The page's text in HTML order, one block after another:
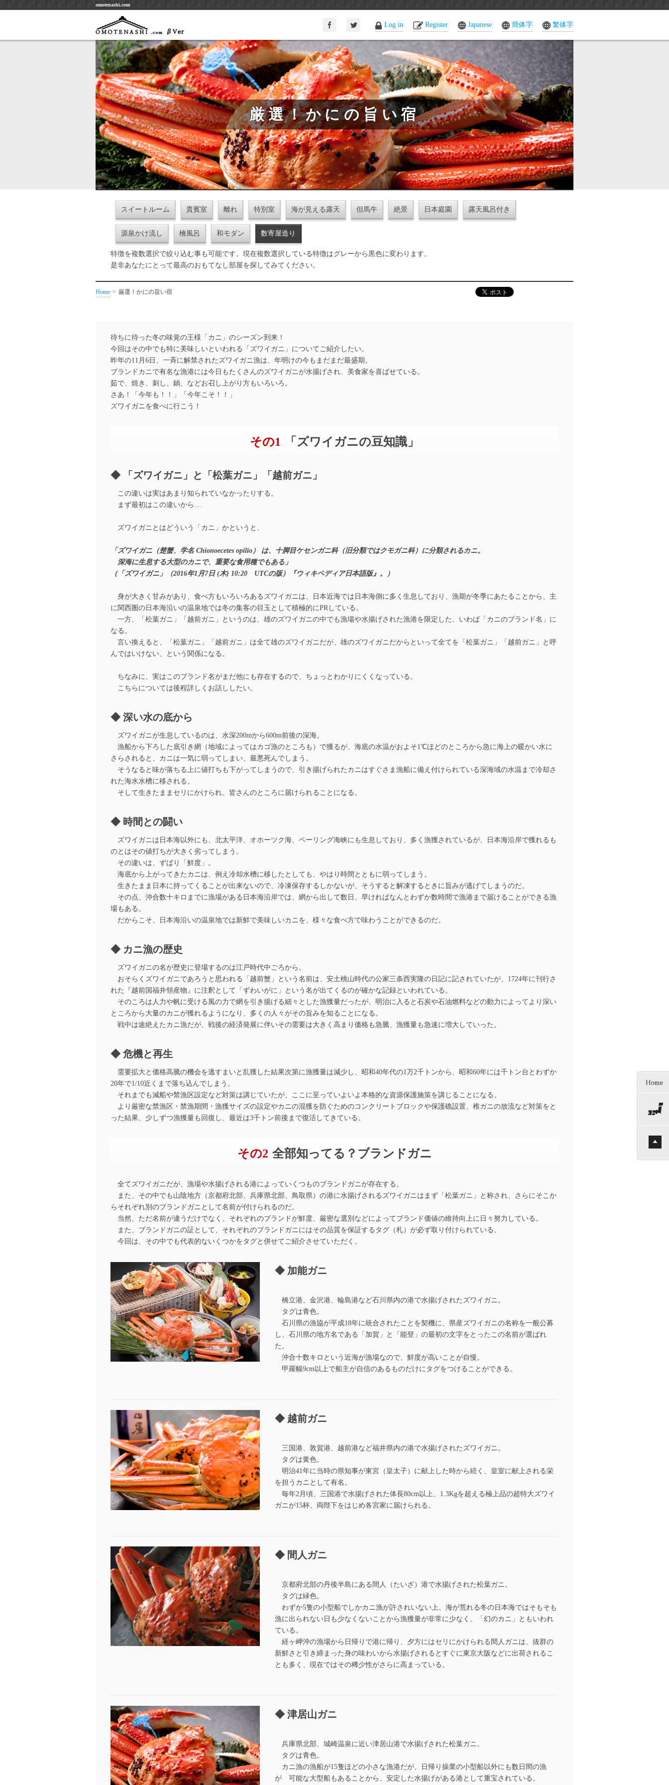
omotenashi.com
Log in Register Japanese 簡体字 繁体字
厳選！かにの旨い宿
スイートルーム 貴賓室 離れ 特別室 海が見える露天 但馬牛 絶景 日本庭園 露天風呂付き
源泉かけ流し 檜風呂 和モダン 数寄屋造り
特徴を複数選択で絞り込む事も可能です。現在複数選択している特徴はグレーから黒色に変わります。
是非あなたにとって最高のおもてなし部屋を探してみてください。
Home 厳選！かにの旨い宿
待ちに待った冬の味覚の王様「カニ」のシーズン到来！
今回はその中でも特に美味しいといわれる「ズワイガニ」についてご紹介したい。
昨年の11月6日、一斉に解禁されたズワイガニ漁は、年明けの今もまだまだ最盛期。
ブランドカニで有名な漁港には今日もたくさんのズワイガニが水揚げされ、美食家を喜ばせている。
茹で、焼き、刺し、鍋、などお召し上がり方もいろいろ。
さあ！「今年も！！」「今年こそ！！」
ズワイガニを食べに行こう！
その1 「ズワイガニの豆知識」
「ズワイガニ」と「松葉ガニ」「越前ガニ」
この違いは実はあまり知られていなかったりする。
まず最初はこの違いから…
ズワイガニとはどういう「カニ」かというと、
「ズワイガニ（楚蟹、学名 Chionoecetes opilio） は、十脚目ケセンガニ科（旧分類ではクモガニ科）に分類されるカニ。
深海に生息する大型のカニで、重要な食用種でもある」
（「ズワイガニ」（2016年1月7日 (木) 10:20 UTCの版）『ウィキペディア日本語版』。）
身が大きく甘みがあり、食べ方もいろいろあるズワイガニは、日本近海では日本海側に多く生息しており、漁期が冬季にあたることから、主
に関西圏の日本海沿いの温泉地では冬の集客の目玉として積極的にPRしている。
一方、「松葉ガニ」「越前ガニ」というのは、雄のズワイガニの中でも漁場や水揚げされた漁港を限定した、いわば「カニのブランド名」に
なる。
言い換えると、「松葉ガニ」「越前ガニ」は全て雄のズワイガニだが、雄のズワイガニだからといって全てを「松葉ガニ」「越前ガニ」と呼
んではいけない、という関係になる。
ちなみに、実はこのブランド名がまだ他にも存在するので、ちょっとわかりにくくなっている。
こちらについては後程詳しくお話ししたい。
深い水の底から
ズワイガニが生息しているのは、水深200mから600m前後の深海。
漁船から下ろした底引き網（地域によってはカゴ漁のところも）で獲るが、海底の水温がおよそ1℃ほどのところから急に海上の暖かい水に
さらされると、カニは一気に弱ってしまい、最悪死んでしまう。
そうなると味が落ちる上に値打ちも下がってしまうので、引き揚げられたカニはすぐさま漁船に備え付けられている深海域の水温まで冷却さ
れた海水水槽に移される。
そして生きたままセリにかけられ、皆さんのところに届けられることになる。
時間との闘い
ズワイガニは日本海以外にも、北太平洋、オホーツク海、ベーリング海峡にも生息しており、多く漁獲されているが、日本海沿岸で獲れるも
のとはその値打ちが大きく劣ってしまう。
その違いは、ずばり「鮮度」。
海底から上がってきたカニは、例え冷却水槽に移したとしても、やはり時間とともに弱ってしまう。
生きたまま日本に持ってくることが出来ないので、冷凍保存するしかないが、そうすると解凍するときに旨みが逃げてしまうのだ。
その点、沖合数十キロまでに漁場がある日本海沿岸では、網から出して数日、早ければなんとわずか数時間で漁港まで届けることができる漁
場もある。
だからこそ、日本海沿いの温泉地では新鮮で美味しいカニを、様々な食べ方で味わうことができるのだ。
カニ漁の歴史
ズワイガニの名が歴史に登場するのは江戸時代中ごろから。
おそらくズワイガニであろうと思われる「越前蟹」という名前は、安土桃山時代の公家三条西実隆の日記に記されていたが、1724年に刊行さ
れた『越前国福井領産物』に注釈として「ずわいがに」という名が出てくるのが確かな記録といわれている。
そのころは人力や帆に受ける風の力で網を引き揚げる細々とした漁獲量だったが、明治に入ると石炭や石油燃料などの動力によってより深い
ところから大量のカニが獲れるようになり、多くの人々がその旨みを知ることになる。
戦中は途絶えたカニ漁だが、戦後の経済発展に伴いその需要は大きく高まり価格も急騰、漁獲量も急速に増大していった。
危機と再生
需要拡大と価格高騰の機会を逃すまいと乱獲した結果次第に漁獲量は減少し、昭和40年代の1万2千トンから、昭和60年には千トン台とわずか
20年で1/10近くまで落ち込んでしまう。
それまでも減船や禁漁区設定など対策は講じていたが、ここに至っていよいよ本格的な資源保護施策を講じることになる。
より厳密な禁漁区・禁漁期間・漁獲サイズの設定やカニの混獲を防ぐためのコンクリートブロックや保護礁設置、稚ガニの放流など対策をと
った結果、少しずつ漁獲量も回復し、最近は3千トン前後まで復活してきている。
その2 全部知ってる？ブランドガニ
全てズワイガニだが、漁場や水揚げされる港によっていくつものブランドガニが存在する。
また、その中でも山陰地方（京都府北部、兵庫県北部、鳥取県）の港に水揚げされるズワイガニはまず「松葉ガニ」と称され、さらにそこか
らそれぞれ別のブランドガニとして名前が付けられるのだ。
当然、ただ名前が違うだけでなく、それぞれのブランドが鮮度、厳密な選別などによってブランド価値の維持向上に日々努力している。
また、ブランドガニの証として、それぞれのブランドガニにはその品質を保証するタグ（札）が必ず取り付けられている。
今回は、その中でも代表的ないくつかをタグと併せてご紹介させていただく。
加能ガニ
橋立港、金沢港、輪島港など石川県内の港で水揚げされたズワイガニ。
タグは青色。
石川県の漁協が平成18年に統合されたことを契機に、県産ズワイガニの名称を一般公募
し、石川県の地方名である「加賀」と「能登」の最初の文字をとったこの名前が選ばれ
た。
沖合十数キロという近海が漁場なので、鮮度が高いことが自慢。
甲羅幅9cm以上で船主が自信のあるものだけにタグをつけることができる。
越前ガニ
三国港、敦賀港、越前港など福井県内の港で水揚げされたズワイガニ。
タグは黄色。
明治41年に当時の県知事が東宮（皇太子）に献上した時から続く、皇室に献上される栄
を担うカニとして有名。
毎年2月頃、三国港で水揚げされた体長80cm以上、1.3Kgを超える極上品の超特大ズワイ
ガニが15杯、両陛下をはじめ各宮家に届けられる。
間人ガニ
京都府北部の丹後半島にある間人（たいざ）港で水揚げされた松葉ガニ。
タグは緑色。
わずか5隻の小型船でしかカニ漁が許されいない上、海が荒れる冬の日本海ではそもそも
漁に出られない日も少なくないことから漁獲量が非常に少なく、「幻のカニ」ともいわれ
ている。
経ヶ岬沖の漁場から日帰りで港に帰り、夕方にはセリにかけられる間人ガニは、抜群の
新鮮さと引き締まった身の味わいから水揚げされるとすぐに東京大阪などに出荷されるこ
とも多く、現在ではその稀少性がさらに高まっている。
津居山ガニ
兵庫県北部、城崎温泉に近い津居山港で水揚げされた松葉ガニ。
タグは青色。
カニ漁の漁船が15隻ほどの小さな漁港だが、日帰り操業の小型船以外にも数日間の漁
が 可能な大型船もあることから、安定した水揚げがある港として重宝されている。